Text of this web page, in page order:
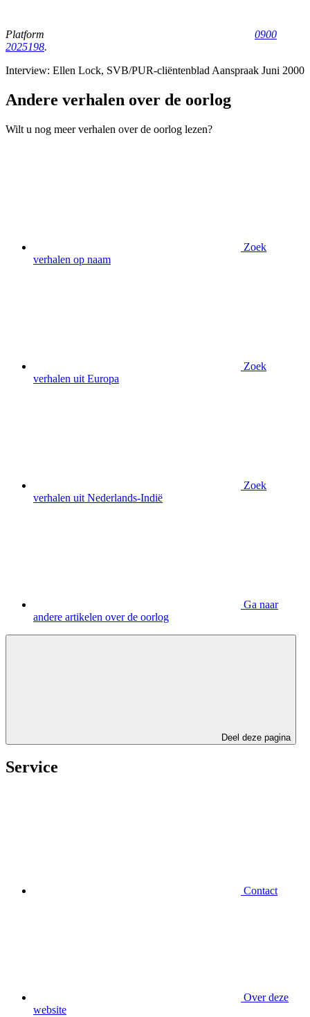
Platform
0900
2025198.
Interview: Ellen Lock, SVB/PUR-cliëntenblad Aanspraak Juni 2000
Andere verhalen over de oorlog
Wilt u nog meer verhalen over de oorlog lezen?
Zoek
verhalen op naam
Zoek
verhalen uit Europa
Zoek
verhalen uit Nederlands-Indië
Ga naar
andere artikelen over de oorlog
Deel deze pagina
Service
Contact
Over deze
website